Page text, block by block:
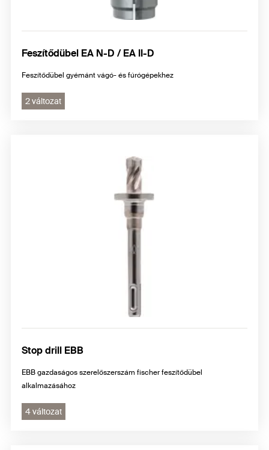
Feszítődübel EA N-D / EA II-D
Feszítődübel gyémánt vágó- és fúrógépekhez
2 változat
Stop drill EBB
EBB gazdaságos szerelőszerszám fischer feszítődübel
alkalmazásához
4 változat